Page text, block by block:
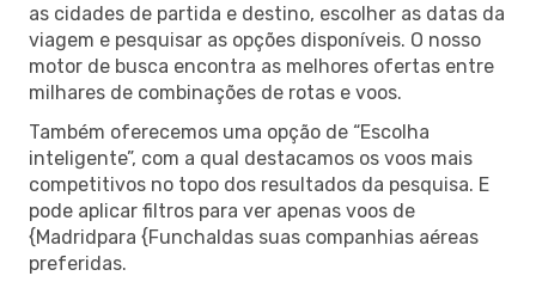
as cidades de partida e destino, escolher as datas da
viagem e pesquisar as opções disponíveis. O nosso
motor de busca encontra as melhores ofertas entre
milhares de combinações de rotas e voos.
Também oferecemos uma opção de “Escolha
inteligente”, com a qual destacamos os voos mais
competitivos no topo dos resultados da pesquisa. E
pode aplicar filtros para ver apenas voos de
{Madridpara {Funchaldas suas companhias aéreas
preferidas.